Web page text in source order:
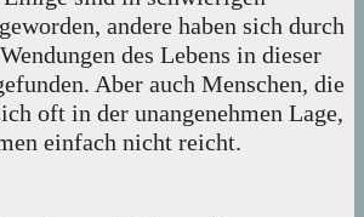
andere haben sich durch
des Lebens in dieser
Aber auch Menschen, die
oft in der unangenehmen Lage,
einfach nicht reicht.